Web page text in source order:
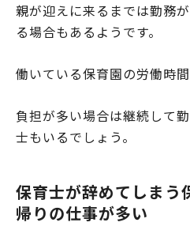
親が迎えに来るまでは勤務
る場合もあるようです。
働いている保育園の労働時間
負担が多い場合は継続して
士もいるでしょう。
保育士が辞めてしま
帰りの仕事が多い